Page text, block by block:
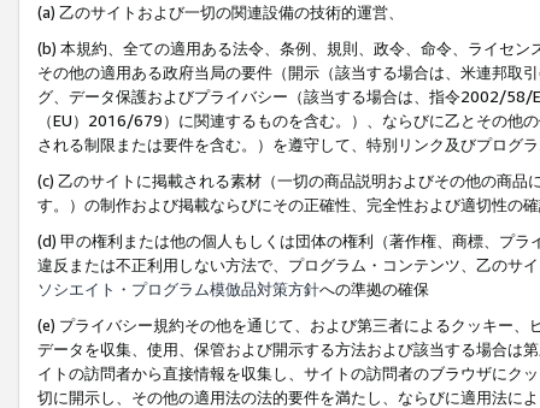
(a) 乙のサイトおよび一切の関連設備の技術的運営、
(b) 本規約、全ての適用ある法令、条例、規則、政令、命令、ライセ
その他の適用ある政府当局の要件（開示（該当する場合は、米連邦取
グ、データ保護およびプライバシー（該当する場合は、指令2002/58/
（EU）2016/679）に関連するものを含む。）、ならびに乙とその他
される制限または要件を含む。）を遵守して、特別リンク及びプログ
(c) 乙のサイトに掲載される素材（一切の商品説明およびその他の商
す。）の制作および掲載ならびにその正確性、完全性および適切性の
(d) 甲の権利または他の個人もしくは団体の権利（著作権、商標、プ
違反または不正利用しない方法で、プログラム・コンテンツ、乙のサ
ソシエイト・プログラム模倣品対策方針への準拠の確保
(e) プライバシー規約その他を通じて、および第三者によるクッキー
データを収集、使用、保管および開示する方法および該当する場合は
イトの訪問者から直接情報を収集し、サイトの訪問者のブラウザにク
切に開示し、その他の適用法の法的要件を満たし、ならびに適用法に